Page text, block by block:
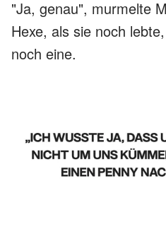
"Ja, genau", murmelte
Hexe, als sie noch
noch eine.